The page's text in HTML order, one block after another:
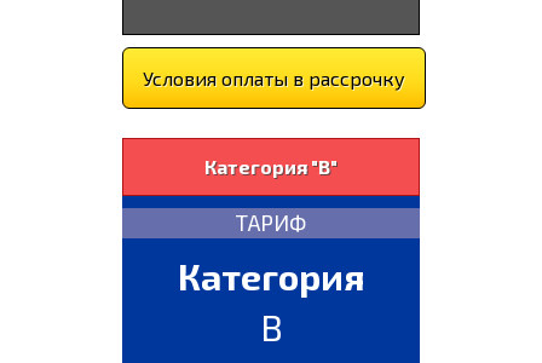
Условия оплаты в рассрочку
Категория "В"
ТАРИФ
Категория
B